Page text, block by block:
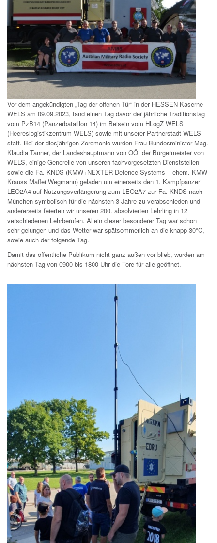
Vor dem angekündigten „Tag der offenen Tür“ in der HESSEN-Kaserne
WELS am 09.09.2023, fand einen Tag davor der jährliche Traditionstag
vom PzB14 (Panzerbataillon 14) im Beisein vom HLogZ WELS
(Heereslogistikzentrum WELS) sowie mit unserer Partnerstadt WELS
statt. Bei der diesjährigen Zeremonie wurden Frau Bundesminister Mag.
Klaudia Tanner, der Landeshauptmann von OÖ, der Bürgermeister von
WELS, einige Generelle von unseren fachvorgesetzten Dienststellen
sowie die Fa. KNDS (KMW+NEXTER Defence Systems – ehem. KMW
Krauss Maffei Wegmann) geladen um einerseits den 1. Kampfpanzer
LEO2A4 auf Nutzungsverlängerung zum LEO2A7 zur Fa. KNDS nach
München symbolisch für die nächsten 3 Jahre zu verabschieden und
andererseits feierten wir unseren 200. absolvierten Lehrling in 12
verschiedenen Lehrberufen. Allein dieser besonderer Tag war schon
sehr gelungen und das Wetter war spätsommerlich an die knapp 30°C,
sowie auch der folgende Tag.
Damit das öffentliche Publikum nicht ganz außen vor blieb, wurden am
nächsten Tag von 0900 bis 1800 Uhr die Tore für alle geöffnet.